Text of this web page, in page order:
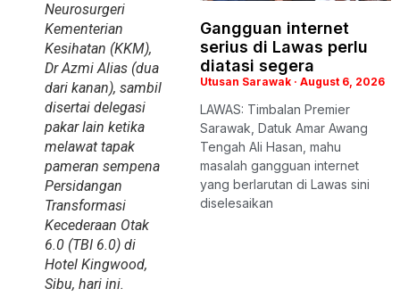
Neurosurgeri
Kementerian
Kesihatan (KKM),
Dr Azmi Alias (dua
dari kanan), sambil
disertai delegasi
pakar lain ketika
melawat tapak
pameran sempena
Persidangan
Transformasi
Kecederaan Otak
6.0 (TBI 6.0) di
Hotel Kingwood,
Sibu, hari ini.
Gangguan internet
serius di Lawas perlu
diatasi segera
Utusan Sarawak August 6, 2026
LAWAS: Timbalan Premier
Sarawak, Datuk Amar Awang
Tengah Ali Hasan, mahu
masalah gangguan internet
yang berlarutan di Lawas sini
diselesaikan